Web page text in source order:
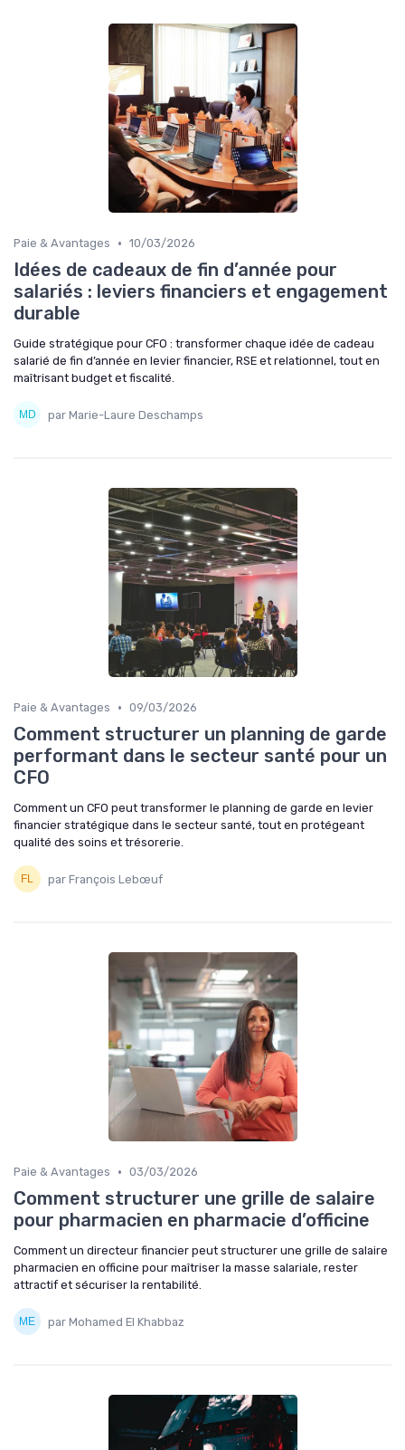
Paie & Avantages • 10/03/2026
Idées de cadeaux de fin d’année pour
salariés : leviers financiers et engagement
durable
Guide stratégique pour CFO : transformer chaque idée de cadeau
salarié de fin d’année en levier financier, RSE et relationnel, tout en
maîtrisant budget et fiscalité.
par Marie-Laure Deschamps
Paie & Avantages • 09/03/2026
Comment structurer un planning de garde
performant dans le secteur santé pour un
CFO
Comment un CFO peut transformer le planning de garde en levier
financier stratégique dans le secteur santé, tout en protégeant
qualité des soins et trésorerie.
par François Lebœuf
Paie & Avantages • 03/03/2026
Comment structurer une grille de salaire
pour pharmacien en pharmacie d’officine
Comment un directeur financier peut structurer une grille de salaire
pharmacien en officine pour maîtriser la masse salariale, rester
attractif et sécuriser la rentabilité.
par Mohamed El Khabbaz